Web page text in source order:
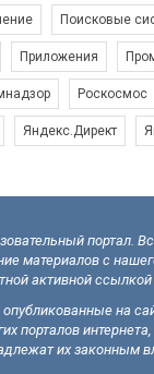
Поисковые
Приложения
Роскосмос
Яндекс.Директ
портал.
материалов с
активной ссылкой
на
порталов
их законным